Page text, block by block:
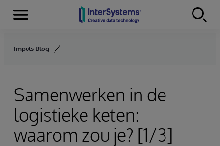
Skip to content
Menu
Impuls Blog
Samenwerken in de
logistieke keten:
waarom zou je? [1/3]